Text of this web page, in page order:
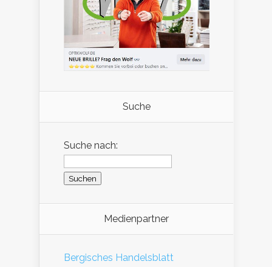
Suche
Suche nach:
Medienpartner
Bergisches Handelsblatt